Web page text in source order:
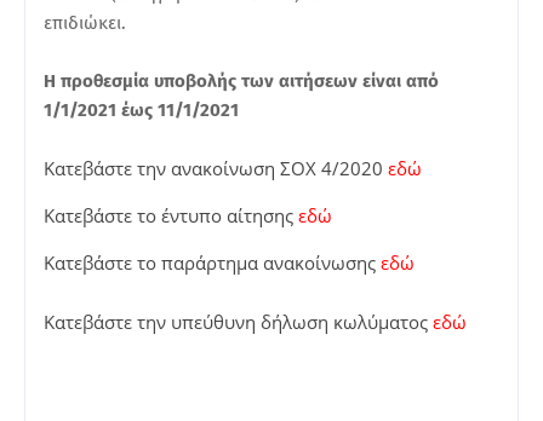
επιδιώκει.
Η προθεσμία υποβολής των αιτήσεων είναι από
1/1/2021 έως 11/1/2021
Κατεβάστε την ανακοίνωση ΣΟΧ 4/2020 εδώ
Κατεβάστε το έντυπο αίτησης εδώ
Κατεβάστε το παράρτημα ανακοίνωσης εδώ
Κατεβάστε την υπεύθυνη δήλωση κωλύματος εδώ